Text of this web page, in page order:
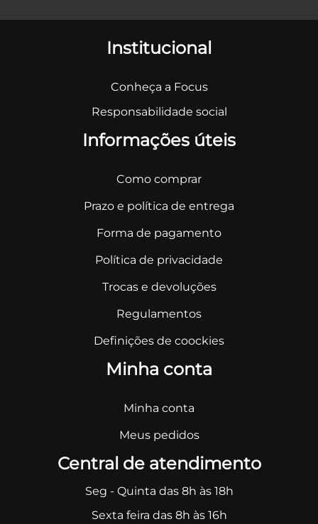
Institucional
Conheça a Focus
Responsabilidade social
Informações úteis
Como comprar
Prazo e política de entrega
Forma de pagamento
Política de privacidade
Trocas e devoluções
Regulamentos
Definições de coockies
Minha conta
Minha conta
Meus pedidos
Central de atendimento
Seg - Quinta das 8h às 18h
Sexta feira das 8h às 16h